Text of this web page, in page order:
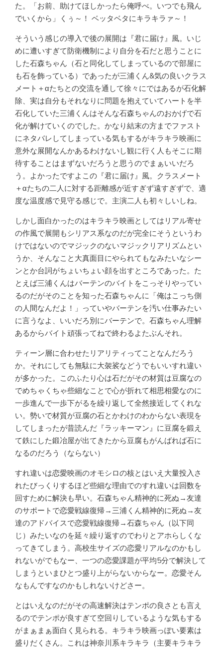
た。「お前、助けてほしかったら俺呼べ。いつでも飛ん
でいくから」くぅ～！ ベッタベタにキラキラァ～！
そういう感じの導入で後の展開は『君に届け』風。いじ
めに遭いすぎて防衛機制により自分を石だと思うことに
した石森ちゃん（石と同化してしまっているので部屋に
も石を飾っている）であったが三浦くん&気の良いクラス
メート＋αたちとの交流を通して徐々にではあるが石化解
除、実は自分もそれなりに問題を抱えていてハートを半
石化していた三浦くんはそんな石森ちゃんのおかげで石
化が解けていくのでした。かなり結末の方までファスト
にネタバレしてしまっている気もするがキラキラ映画に
意外な展開なんかあるわけないし観に行く人もそこに期
待することはまずないだろうと思うのでまぁいいだろ
う。よかったですよこの『君に届け』風。クラスメート
＋αたちの二人に対する距離感が近すぎず遠すぎずで、適
度な温度感で見守る感じで。主演二人も初々しいしね。
しかし面白かったのはキラキラ映画としてはリアル寄せ
の作風で展開もシリアス系なのだが完全にそうというわ
けではないのでマジックのないマジックリアリズムとい
うか、そんなこと大真面目にやられてもなみたいなシー
ンとか台詞がちょいちょい顔を出すところであった。た
とえば三浦くんはバーテンのバイトをこっそりやってい
るのだがそのことを知った石森ちゃんに「俺はこっち側
の人間なんだよ！」っていやバーテンを汚い仕事みたい
に言うなよ、いいだろ別にバーテンで。石森ちゃん理解
あるからバイト頑張ってねで終わるよたぶんそれ。
ティーン層に合わせたリアリティってことなんだろう
か。それにしても無駄に大袈裟などうでもいいすれ違い
が多かった。このふたり心は石だがその材質は豆腐なの
でめちゃくちゃ些細なことで心が折れて相思相愛なのに
一歩進んで一歩下がるを繰り返して全然接近してくれな
い。勢いで材質が豆腐の石とかわけのわからない表現を
してしまったが昔読んだ『ラッキーマン』に豆腐を鍛え
て鉄にした鍛冶屋が出てきたから豆腐もがんばれば石に
なるのだろう（ならない）
すれ違いは恋愛映画のオモシロの核とはいえ大量投入さ
れたびっくりするほど些細な理由でのすれ違いは回数を
回すために解決も早い。石森ちゃん精神的に死ぬ→友達
のサポートで恋愛戦線復帰→三浦くん精神的に死ぬ→友
達のアドバイスで恋愛戦線復帰→石森ちゃん（以下同
じ）みたいなのを延々繰り返すのでわりとアホらしくな
ってきてしまう。高校生サイズの恋愛リアルなのかもし
れないがでもなー、一つの恋愛課題が平均5分で解決して
しまうといまひとつ盛り上がらないからなー。恋愛そん
なもんですなのかもしれないけどさー。
とはいえなのだがその高速解決はテンポの良さとも言え
るのでテンポが良すぎて空回りしているような気もする
がまぁまぁ面白く見られる。キラキラ映画っぽい要素は
盛りだくさん。これは神奈川系キラキラ（主要キラキラ